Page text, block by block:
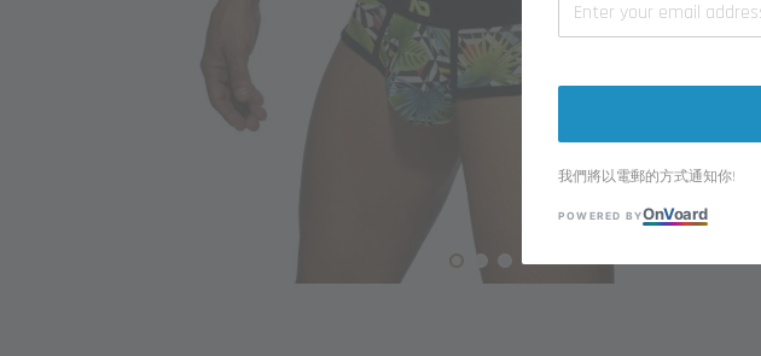
我們將以電郵的方式通知你!
POWERED BYOnVoard